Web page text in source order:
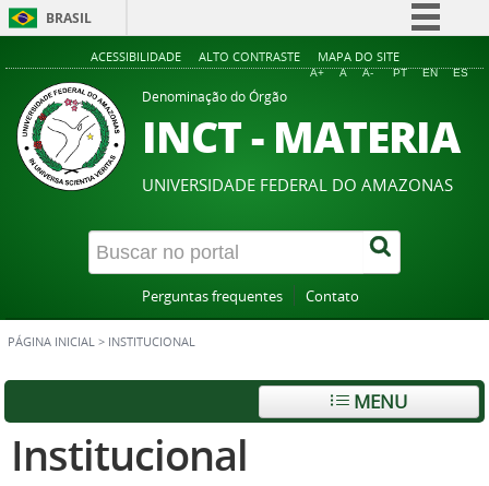
BRASIL
Simplifique!
Participe
Acesso à informação
Legislação
Canais
ACESSIBILIDADE ALTO CONTRASTE MAPA DO SITE
A+ A A- PT EN ES
Denominação do Órgão
INCT - MATERIA
UNIVERSIDADE FEDERAL DO AMAZONAS
Perguntas frequentes Contato
PÁGINA INICIAL > INSTITUCIONAL
MENU
Institucional